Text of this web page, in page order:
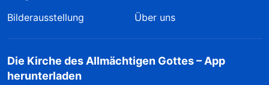
Bilderausstellung
Über uns
Die Kirche des Allmächtigen Gottes – App
herunterladen